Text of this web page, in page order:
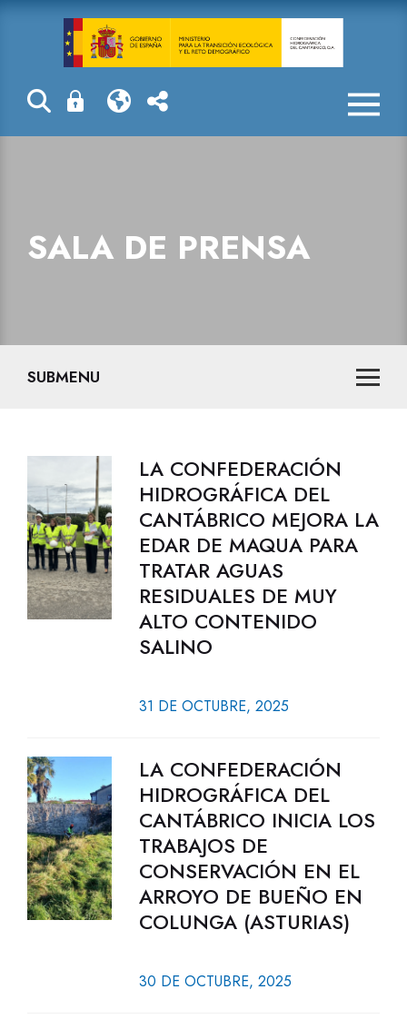
Sala de prensa
SALA DE PRENSA
SUBMENU
LA CONFEDERACIÓN
HIDROGRÁFICA DEL
CANTÁBRICO MEJORA LA
EDAR DE MAQUA PARA
TRATAR AGUAS
RESIDUALES DE MUY
ALTO CONTENIDO
SALINO
31 DE OCTUBRE, 2025
LA CONFEDERACIÓN
HIDROGRÁFICA DEL
CANTÁBRICO INICIA LOS
TRABAJOS DE
CONSERVACIÓN EN EL
ARROYO DE BUEÑO EN
COLUNGA (ASTURIAS)
30 DE OCTUBRE, 2025